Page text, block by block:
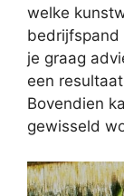
welke
bedrijfspand
je graag
een
Bovendien
gewisseld